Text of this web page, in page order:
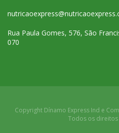
Rua Paula Gomes, 576, São
070
Copyright Dínamo Express Ind e
Todos os